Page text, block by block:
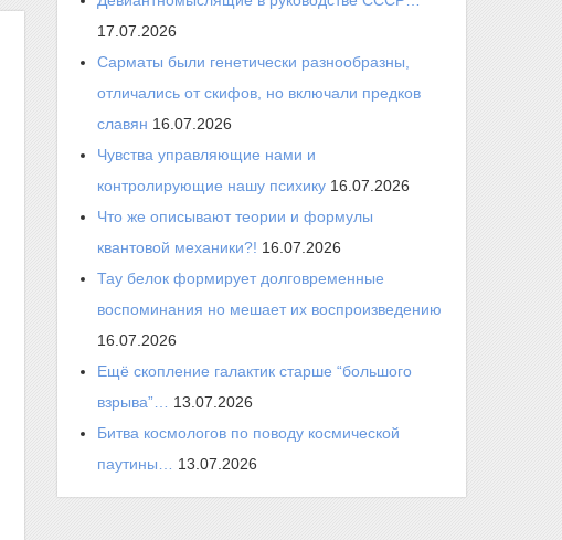
17.07.2026
Сарматы были генетически разнообразны,
отличались от скифов, но включали предков
славян 16.07.2026
Чувства управляющие нами и
контролирующие нашу психику 16.07.2026
Что же описывают теории и формулы
квантовой механики?! 16.07.2026
Тау белок формирует долговременные
воспоминания но мешает их воспроизведению
16.07.2026
Ещё скопление галактик старше “большого
взрыва”…
13.07.2026
Битва космологов по поводу космической
паутины…
13.07.2026